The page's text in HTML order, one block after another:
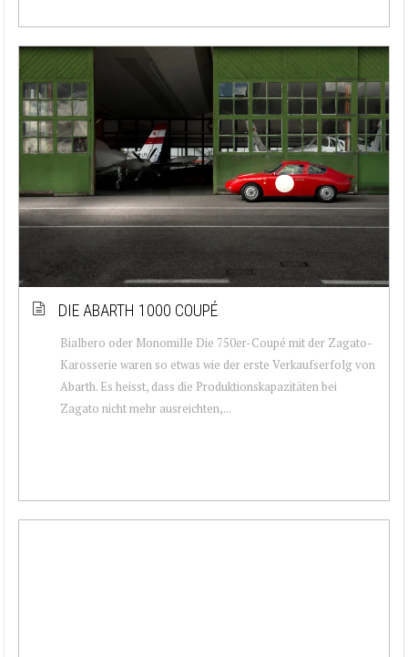
DIE ABARTH 1000 COUPÉ
Bialbero oder Monomille Die 750er-Coupé mit der Zagato-
Karosserie waren so etwas wie der erste Verkaufserfolg von
Abarth. Es heisst, dass die Produktionskapazitäten bei
Zagato nicht mehr ausreichten,...